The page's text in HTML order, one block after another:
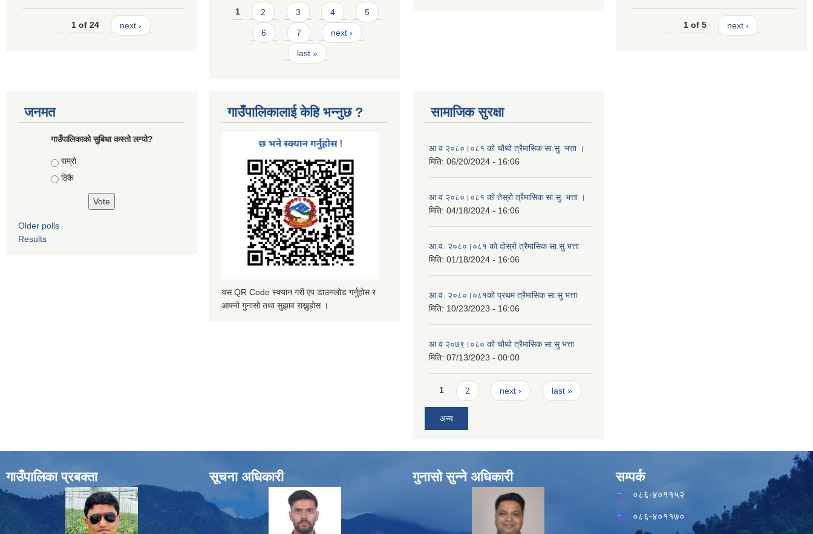
1 of 24 next ›
Pages
1 2 3 4 5
6 7 next ›
last »
1 of 5 next ›
जनमत
गाउँपालिकाको सुबिधा कस्तो लग्यो?
Choices
राम्रो
ठिकै
Older polls
Results
गाउँपालिकालाई केहि भन्नुछ ?
यस QR Code स्क्यान गरी एप डाउनलोड गर्नुहोस र
आफ्नो गुनासो तथा सुझाव राख्नुहोस ।
सामाजिक सुरक्षा
आ व २०८०।०८१ को चौथो त्रैमासिक सा.सु. भत्ता ।
मिति: 06/20/2024 - 16:06
आ व २०८०।०८१ को तेस्रो त्रैमासिक सा.सु. भत्ता ।
मिति: 04/18/2024 - 16:06
आ.व. २०८०।०८१ को दोस्रो त्रैमासिक सा.सु.भत्ता
मिति: 01/18/2024 - 16:06
आ.व. २०८०।०८१को प्रथम त्रैमासिक सा.सु भत्ता
मिति: 10/23/2023 - 16:06
आ व २०७९।०८० को चौथो त्रैमासिक सा सु भत्ता
मिति: 07/13/2023 - 00:00
Pages
1 2 next › last »
अन्य
गाउँपालिका प्रबक्ता सूचना अधिकारी गुनासो सुन्ने अधिकारी सम्पर्क
०८६-४०११५२
०८६-४०११७०